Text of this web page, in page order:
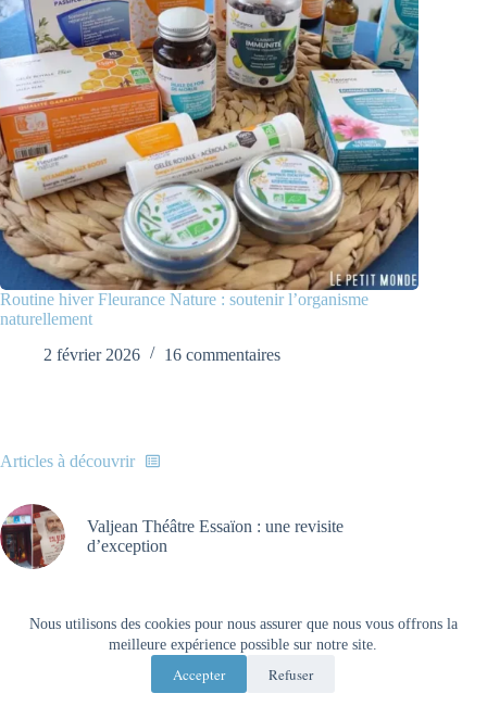
Nous utilisons des cookies pour nous assurer que nous vous offrons la
meilleure expérience possible sur notre site.
Accepter Refuser
Routine hiver Fleurance Nature : soutenir l’organisme
naturellement
2 février 2026
16 commentaires
Articles à découvrir
Valjean Théâtre Essaïon : une revisite
d’exception
Copyright © 2013 - 2026 - Le Petit monde de NatieAK -